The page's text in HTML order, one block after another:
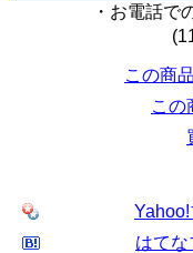
・お電話で
この商
この
はてな